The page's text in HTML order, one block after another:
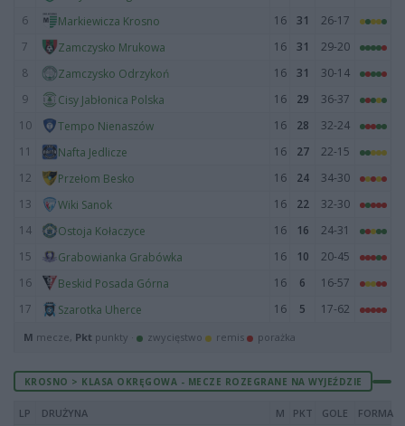
6
Markiewicza Krosno 16 31
26-17
7
Zamczysko Mrukowa 16 31
29-20
8
Zamczysko Odrzykoń 16 31
30-14
9
Cisy Jabłonica Polska 16 29
36-37
10
Tempo Nienaszów 16 28
32-24
11
Nafta Jedlicze 16 27
22-15
12
Przełom Besko 16 24
34-30
13
Wiki Sanok 16 22
32-30
14
Ostoja Kołaczyce 16 16
24-31
15
Grabowianka Grabówka 16 10
20-45
16
Beskid Posada Górna 16 6
16-57
17
Szarotka Uherce 16 5 17-62
M mecze, Pkt punkty · zwycięstwo remis porażka
KROSNO > KLASA OKRĘGOWA - MECZE ROZEGRANE NA WYJEŹDZIE
LP DRUŻYNA M PKT GOLE FORMA